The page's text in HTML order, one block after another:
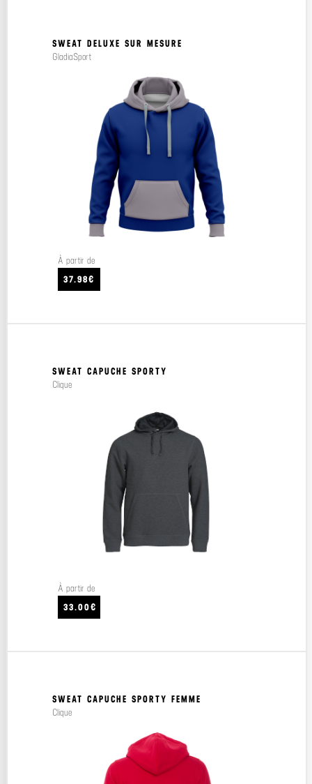
SWEAT DELUXE SUR MESURE
GladiaSport
À partir de
37.98€
SWEAT CAPUCHE SPORTY
Clique
À partir de
33.00€
SWEAT CAPUCHE SPORTY FEMME
Clique